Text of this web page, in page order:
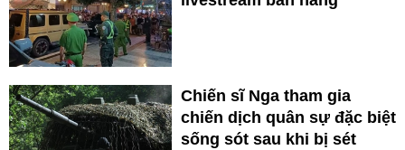
Chiến sĩ Nga tham gia
chiến dịch quân sự đặc biệt
sống sót sau khi bị sét